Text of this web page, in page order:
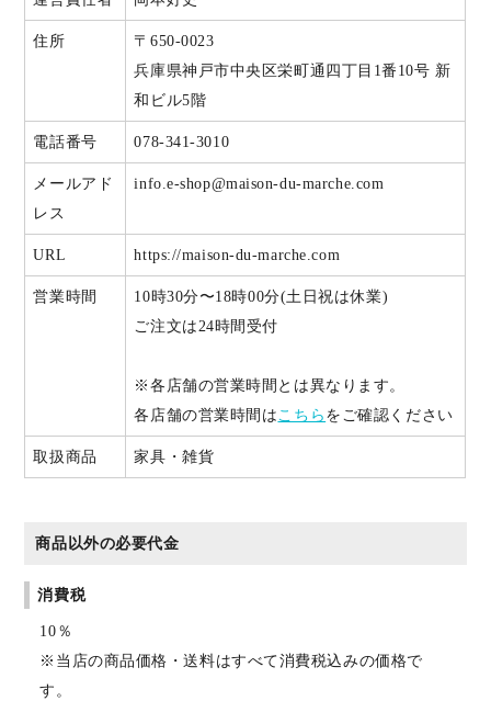
住所
〒650-0023
兵庫県神戸市中央区栄町通四丁目1番10号 新
和ビル5階
電話番号 078-341-3010
メールアド
レス
info.e-shop@maison-du-marche.com
URL https://maison-du-marche.com
営業時間
10時30分〜18時00分(土日祝は休業)
ご注文は24時間受付
※各店舗の営業時間とは異なります。
各店舗の営業時間はこちら をご確認ください
取扱商品 家具・雑貨
商品以外の必要代金
消費税
10％
※当店の商品価格・送料はすべて消費税込みの価格で
す。